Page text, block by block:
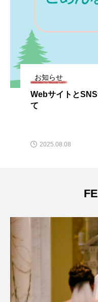
お知らせ
Webサイトと
て
2025.08.08